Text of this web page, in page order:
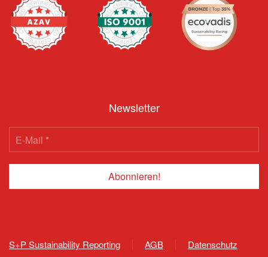
Newsletter
S+P Sustainability Reporting AGB Datenschutz